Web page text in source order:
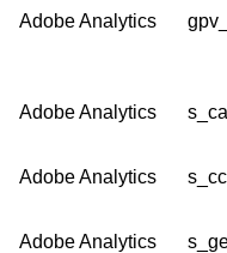
Adobe Analytics
Adobe Analytics
Adobe Analytics s_cc
Adobe Analytics